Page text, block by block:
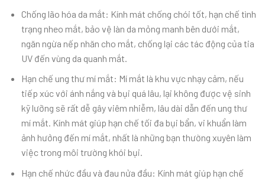
Chống lão hóa da mắt: Kính mát chống chói tốt, hạn chế tình
trạng nheo mắt, bảo vệ làn da mỏng manh bên dưới mắt,
ngăn ngừa nếp nhăn cho mắt, chống lại các tác động của tia
UV đến vùng da quanh mắt.
Hạn chế ung thư mí mắt: Mí mắt là khu vực nhạy cảm, nếu
tiếp xúc với ánh nắng và bụi quá lâu, lại không được vệ sinh
kỹ lưỡng sẽ rất dễ gây viêm nhiễm, lâu dài dẫn đến ung thư
mí mắt. Kính mát giúp hạn chế tối đa bụi bẩn, vi khuẩn làm
ảnh hưởng đến mí mắt, nhất là những bạn thường xuyên làm
việc trong môi trường khói bụi.
Hạn chế nhức đầu và đau nửa đầu: Kính mát giúp hạn chế